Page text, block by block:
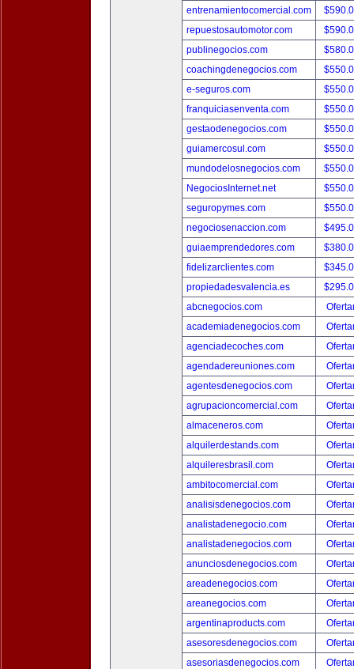
entrenamientocomercial.com
repuestosautomotor.com
publinegocios.com
coachingdenegocios.com
e-seguros.com
franquiciasenventa.com
gestaodenegocios.com
guiamercosul.com
mundodelosnegocios.com
NegociosInternet.net
seguropymes.com
negociosenaccion.com
guiaemprendedores.com
fidelizarclientes.com
propiedadesvalencia.es
abcnegocios.com
academiadenegocios.com
agenciadecoches.com
agendadereuniones.com
agentesdenegocios.com
agrupacioncomercial.com
almaceneros.com
alquilerdestands.com
alquileresbrasil.com
ambitocomercial.com
analisisdenegocios.com
analistadenegocio.com
analistadenegocios.com
anunciosdenegocios.com
areadenegocios.com
areanegocios.com
argentinaproducts.com
asesoresdenegocios.com
asesoriasdenegocios.com